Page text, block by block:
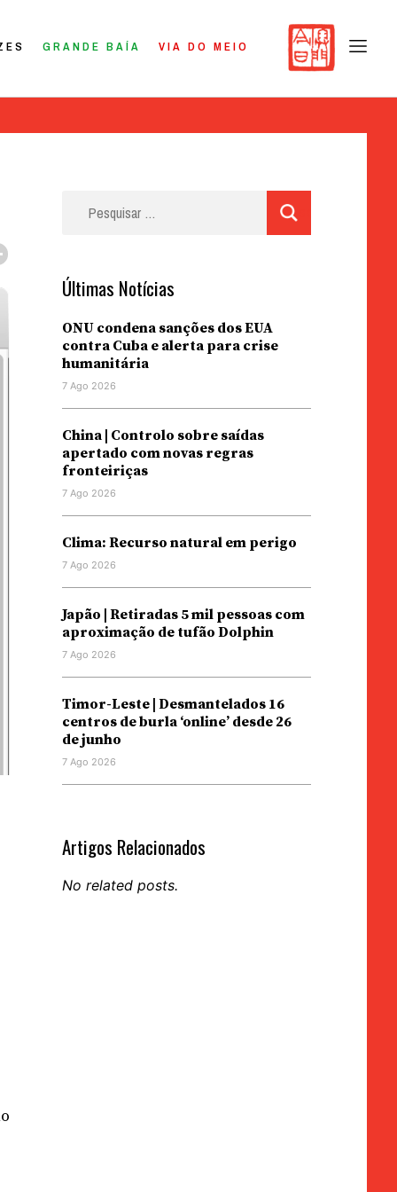
GRANDE BAÍA VIA DO MEIO
Últimas Notícias
ONU condena sanções dos EUA
contra Cuba e alerta para crise
humanitária
7 Ago 2026
China | Controlo sobre saídas
apertado com novas regras
fronteiriças
7 Ago 2026
Clima: Recurso natural em perigo
7 Ago 2026
Japão | Retiradas 5 mil pessoas com
aproximação de tufão Dolphin
7 Ago 2026
Timor-Leste | Desmantelados 16
centros de burla ‘online’ desde 26
de junho
7 Ago 2026
Artigos Relacionados
No related posts.